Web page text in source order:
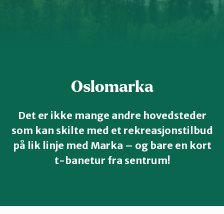
Nesodden
Nordre Follo
Oslomarka
Det er ikke mange andre hovedsteder
som kan skilte med et rekreasjonstilbud
på lik linje med Marka – og bare en kort
t-banetur fra sentrum!